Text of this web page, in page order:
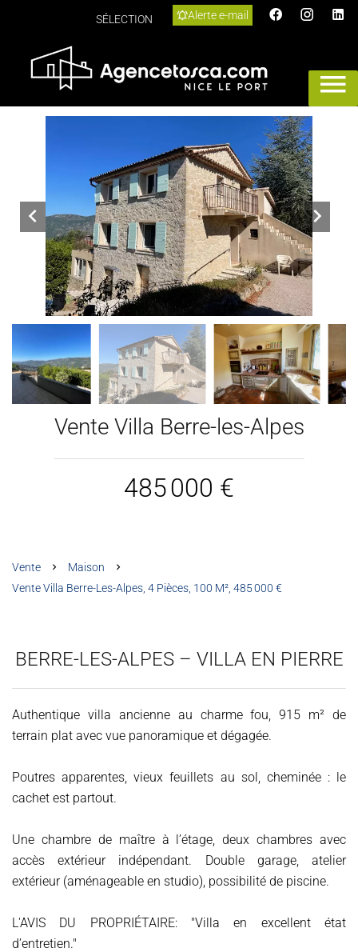
SÉLECTION Alerte e-mail
Vente Villa Berre-les-Alpes
485 000 €
Vente
Maison
Vente Villa Berre-Les-Alpes, 4 Pièces, 100 M², 485 000 €
BERRE-LES-ALPES – VILLA EN PIERRE
Authentique villa ancienne au charme fou, 915 m² de
terrain plat avec vue panoramique et dégagée.
Poutres apparentes, vieux feuillets au sol, cheminée : le
cachet est partout.
Une chambre de maître à l’étage, deux chambres avec
accès extérieur indépendant. Double garage, atelier
extérieur (aménageable en studio), possibilité de piscine.
L'AVIS DU PROPRIÉTAIRE: "Villa en excellent état
d’entretien."